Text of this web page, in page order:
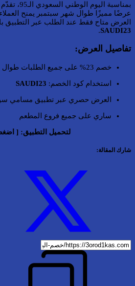
بمناسبة اليوم الوطني السعودي الـ95، تقدّم مطاعم
العرض متاح فقط عند الطلب عبر التطبيق
SAUDI23
.
تفاصيل العرض:
خصم 23% على جميع الطلبات طوال شهر سبتمبر
استخدام كود الخصم: SAUDI23
العرض حصري عبر تطبيق مسامي
ساري على جميع فروع المطعم
لتحميل التطبيق: [
شارك المقالة: